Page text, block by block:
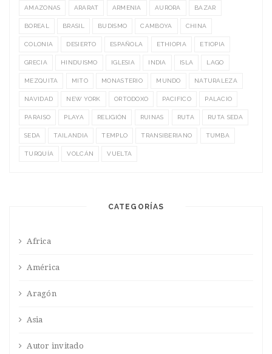
AMAZONAS ARARAT ARMENIA AURORA BAZAR
BOREAL BRASIL BUDISMO CAMBOYA CHINA
COLONIA DESIERTO ESPAÑOLA ETHIOPIA ETIOPIA
GRECIA HINDUISMO IGLESIA INDIA ISLA LAGO
MEZQUITA MITO MONASTERIO MUNDO NATURALEZA
NAVIDAD NEW YORK ORTODOXO PACIFICO PALACIO
PARAISO PLAYA RELIGIÓN RUINAS RUTA RUTA SEDA
SEDA TAILANDIA TEMPLO TRANSIBERIANO TUMBA
TURQUÍA VOLCÁN VUELTA
CATEGORÍAS
Africa
América
Aragón
Asia
Autor invitado